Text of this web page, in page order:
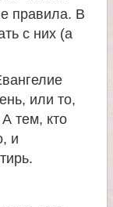
правила. В
с них (а
или то,
тем, кто
и